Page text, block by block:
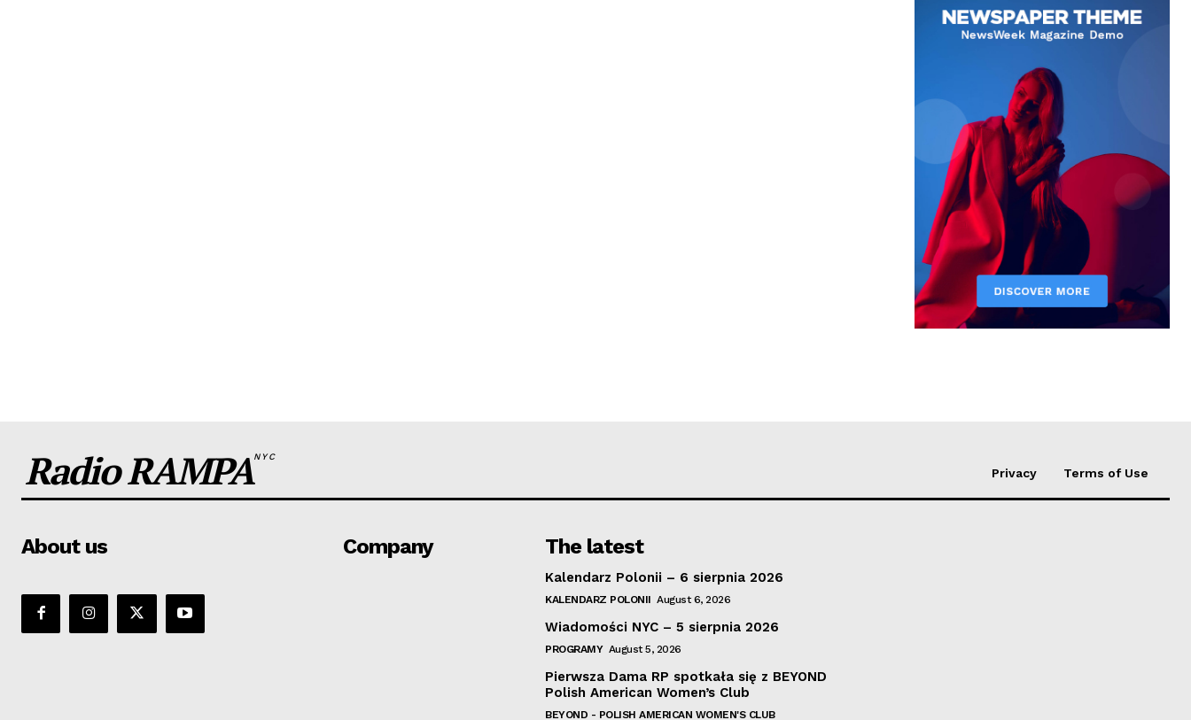
Radio RAMPANYC
Privacy Terms of Use
About us Company The latest
Kalendarz Polonii – 6 sierpnia 2026
KALENDARZ POLONII August 6, 2026
Wiadomości NYC – 5 sierpnia 2026
PROGRAMY August 5, 2026
Pierwsza Dama RP spotkała się z BEYOND
Polish American Women’s Club
BEYOND - POLISH AMERICAN WOMEN'S CLUB